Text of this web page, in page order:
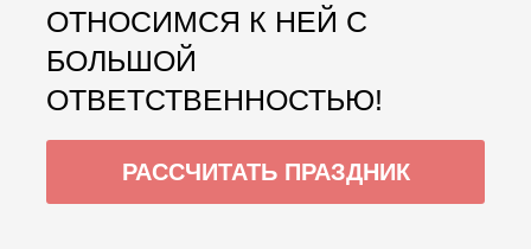
ОТНОСИМСЯ К НЕЙ С
БОЛЬШОЙ
ОТВЕТСТВЕННОСТЬЮ!
РАССЧИТАТЬ ПРАЗДНИК